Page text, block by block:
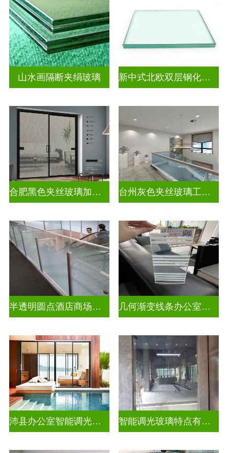
山水画隔断夹绢玻璃 新中式北欧双层钢化夹胶
合肥黑色夹丝玻璃加工厂 台州灰色夹丝玻璃工厂招聘
半透明圆点酒店商场彩色渐变玻璃 几何渐变线条办公室彩色渐变玻璃
沛县办公室智能调光玻璃厂商 智能调光玻璃特点有哪些方面